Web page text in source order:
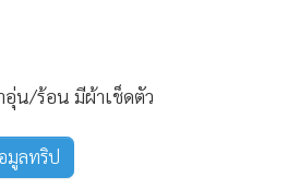
น/ร้อน มีผ้าเช็ดตัว
มูลทริป